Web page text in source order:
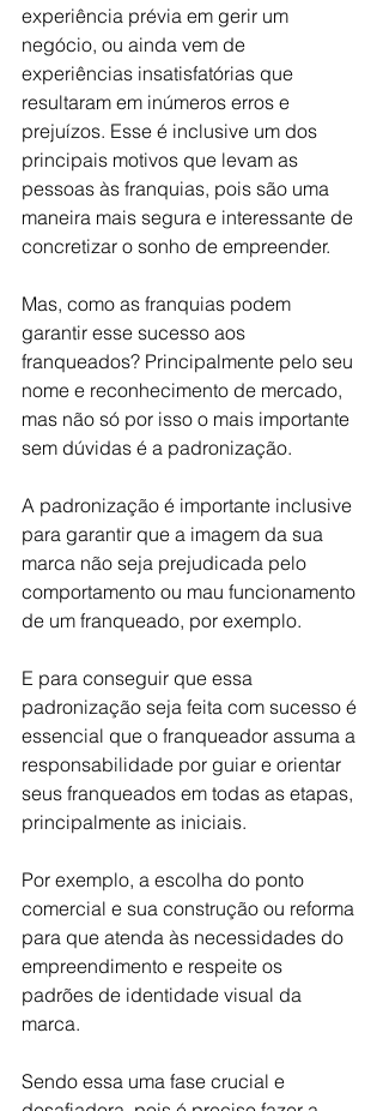
experiência prévia em gerir um
negócio, ou ainda vem de
experiências insatisfatórias que
resultaram em inúmeros erros e
prejuízos. Esse é inclusive um dos
principais motivos que levam as
pessoas às franquias, pois são uma
maneira mais segura e interessante de
concretizar o sonho de empreender.
Mas, como as franquias podem
garantir esse sucesso aos
franqueados? Principalmente pelo seu
nome e reconhecimento de mercado,
mas não só por isso o mais importante
sem dúvidas é a padronização.
A padronização é importante inclusive
para garantir que a imagem da sua
marca não seja prejudicada pelo
comportamento ou mau funcionamento
de um franqueado, por exemplo.
E para conseguir que essa
padronização seja feita com sucesso é
essencial que o franqueador assuma a
responsabilidade por guiar e orientar
seus franqueados em todas as etapas,
principalmente as iniciais.
Por exemplo, a escolha do ponto
comercial e sua construção ou reforma
para que atenda às necessidades do
empreendimento e respeite os
padrões de identidade visual da
marca.
Sendo essa uma fase crucial e